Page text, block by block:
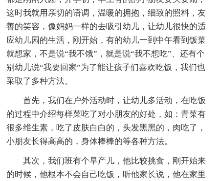
这时我就用亲切的语调，温暖的拥抱，细致的照料，友
善的笑容，像妈妈一样的去吸引幼儿，让幼儿很快的适
应幼儿园的生活，刚开始，有的幼儿一到中午看到饭菜
就想家，不是说“我不饿”，就是说“我不想吃”、还有个
别幼儿说“我要回家”为了能让孩子们喜欢吃饭，我们也
采取了多种方法。
首先，我们在户外活动时，让幼儿多活动，在吃饭
的过程中介绍每样菜吃了对小朋友的好处，如：青菜有
很多维生素，吃了皮肤白白的，头发黑黑的，肉吃了，
小朋友长得高高的，身体棒棒的等各种方法。
其次，我们班有个早产儿，他比较挑食，刚开始来
的时候，他根本不会自己吃饭，听他家长说，他在家里